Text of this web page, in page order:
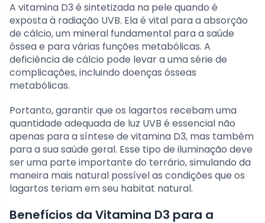
A vitamina D3 é sintetizada na pele quando é
exposta à radiação UVB. Ela é vital para a absorção
de cálcio, um mineral fundamental para a saúde
óssea e para várias funções metabólicas. A
deficiência de cálcio pode levar a uma série de
complicações, incluindo doenças ósseas
metabólicas.
Portanto, garantir que os lagartos recebam uma
quantidade adequada de luz UVB é essencial não
apenas para a síntese de vitamina D3, mas também
para a sua saúde geral. Esse tipo de iluminação deve
ser uma parte importante do terrário, simulando da
maneira mais natural possível as condições que os
lagartos teriam em seu habitat natural.
Benefícios da Vitamina D3 para a